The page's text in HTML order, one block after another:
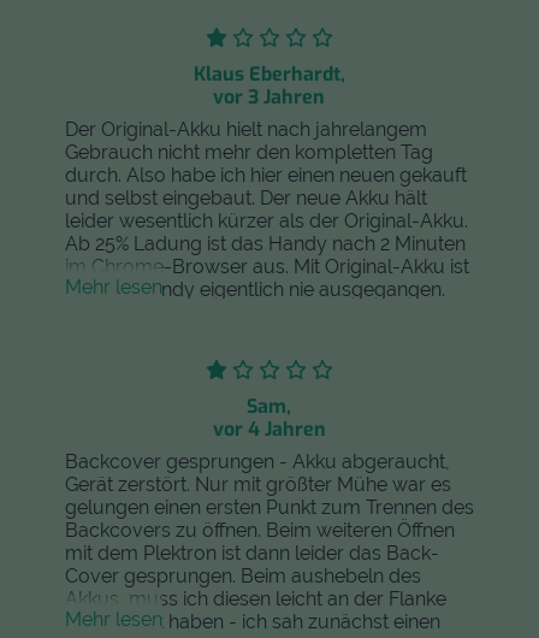
Klaus Eberhardt,
vor 3 Jahren
Der Original-Akku hielt nach jahrelangem
Gebrauch nicht mehr den kompletten Tag
durch. Also habe ich hier einen neuen gekauft
und selbst eingebaut. Der neue Akku hält
leider wesentlich kürzer als der Original-Akku.
Ab 25% Ladung ist das Handy nach 2 Minuten
im Chrome-Browser aus. Mit Original-Akku ist
mir das Handy eigentlich nie ausgegangen.
Mehr lesen
Sam,
vor 4 Jahren
Backcover gesprungen - Akku abgeraucht,
Gerät zerstört. Nur mit größter Mühe war es
gelungen einen ersten Punkt zum Trennen des
Backcovers zu öffnen. Beim weiteren Öffnen
mit dem Plektron ist dann leider das Back-
Cover gesprungen. Beim aushebeln des
Akkus, muss ich diesen leicht an der Flanke
beschädigt haben - ich sah zunächst einen
Mehr lesen